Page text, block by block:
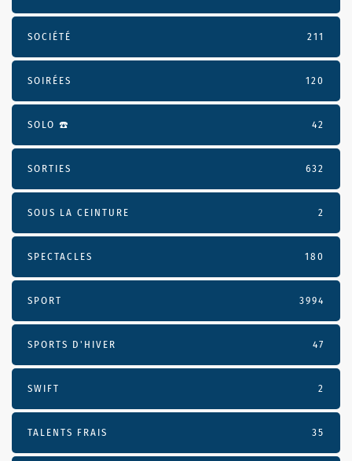
SOCIÉTÉ 211
SOIRÉES 120
SOLO ☎️ 42
SORTIES 632
SOUS LA CEINTURE 2
SPECTACLES 180
SPORT 3994
SPORTS D'HIVER 47
SWIFT 2
TALENTS FRAIS 35